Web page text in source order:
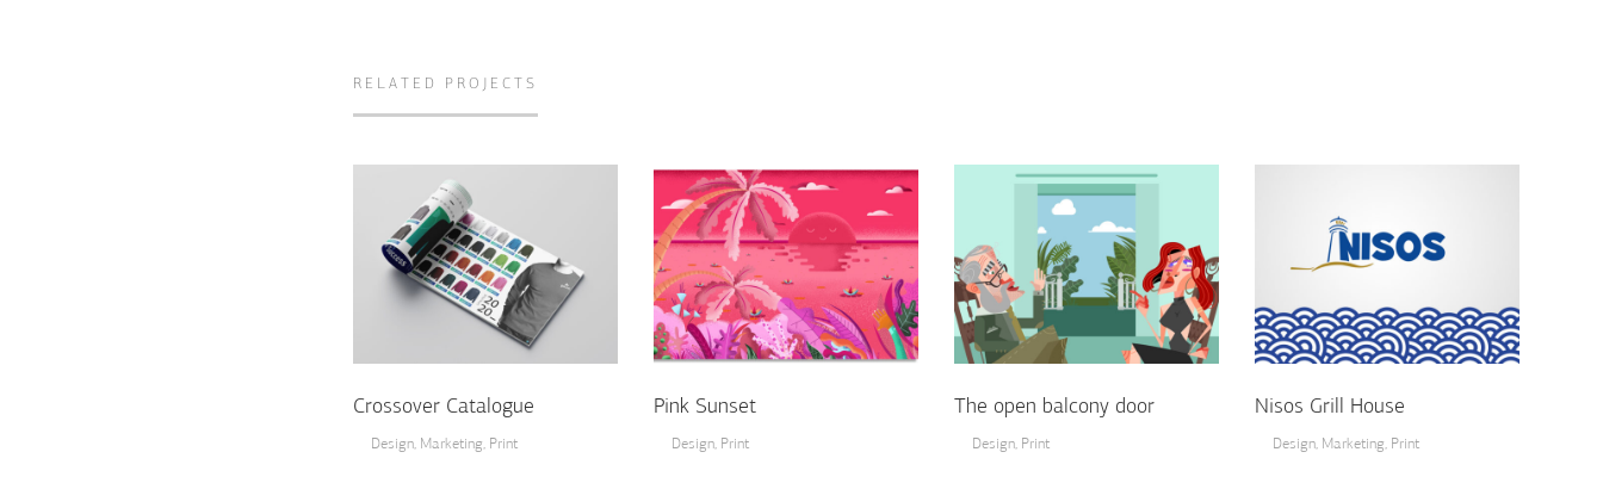
RELATED PROJECTS
Crossover Catalogue
Design, Marketing, Print
Pink Sunset
Design, Print
The open balcony door
Design, Print
Nisos Grill House
Design, Marketing, Print